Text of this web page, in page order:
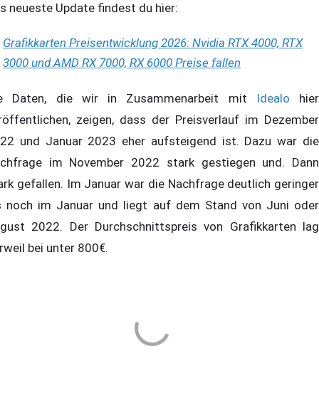
neueste Update findest du hier:
Grafikkarten Preisentwicklung 2026: Nvidia RTX 4000, RTX
3000 und AMD RX 7000, RX 6000 Preise fallen
Daten, die wir in Zusammenarbeit mit Idealo hier
zeigen, dass der Preisverlauf im Dezember
und Januar 2023 eher aufsteigend ist. Dazu war die
im November 2022 stark gestiegen und. Dann
gefallen. Im Januar war die Nachfrage deutlich geringer
noch im Januar und liegt auf dem Stand von Juni oder
2022. Der Durchschnittspreis von Grafikkarten lag
bei unter 800€.